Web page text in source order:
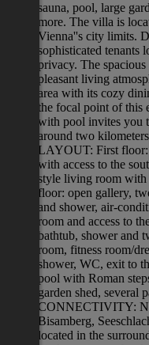
sauna, pool, large
more. The villa is
Vienna''s city limits.
sophisticated
privacy. The
pleasant living
area with its cozy
the focal point of this
with pool invites you
around two
LAYOUT: First floor:
with access to the
style living room with
floor: open gallery,
and shower, air-
room and access to
bathtub, shower and
room, fitness room/
shower, WC, exit to
pool with Roman
garden shed,
CONNECTIVITY:
Bisamberg,
located in the